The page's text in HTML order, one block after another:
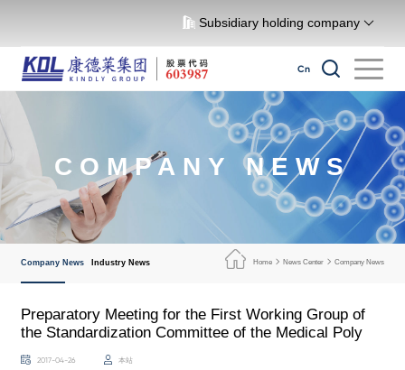
Subsidiary holding company
Cn
COMPANY NEWS
Company News Industry News Home News Center Company News
Preparatory Meeting for the First Working Group of
the Standardization Committee of the Medical Poly
2017-04-26 本站